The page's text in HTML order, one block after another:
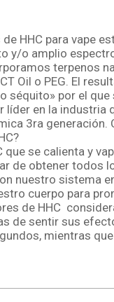
HHC para vape
y/o amplio
terpenos
Oil o PEG. El
séquito» por el
líder en la
3ra
se calienta y
de obtener todos
nuestro sistema
cuerpo para
de HHC
de sentir sus
mientras